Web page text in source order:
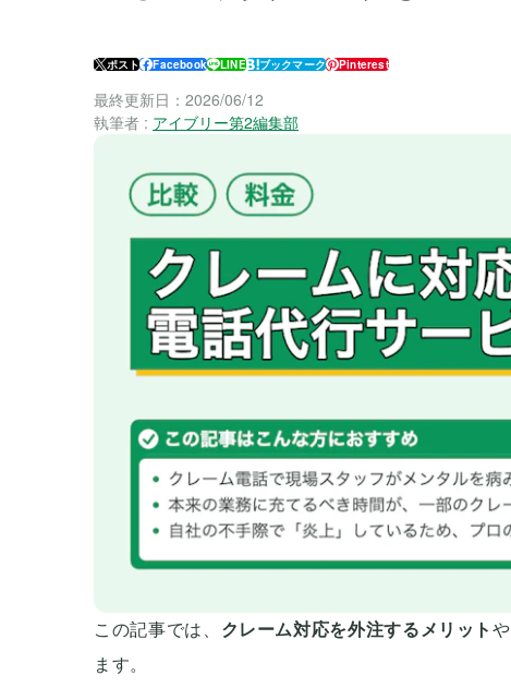
ポスト Facebook LINE ブックマーク Pinterest
最終更新日：2026/06/12
執筆者 : アイブリー第2編集部
この記事では、 クレーム対応を外注するメリットや
ます。